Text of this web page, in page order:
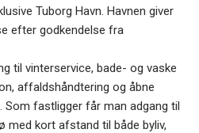
Tuborg Havn. Havnen giver
efter godkendelse fra
til vinterservice, bade- og vaske
affaldshåndtering og åbne
fastligger får man adgang til
med kort afstand til både byliv,